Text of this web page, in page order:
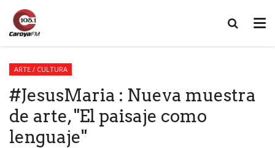
ARTE / CULTURA
#JesusMaria : Nueva muestra
de arte, "El paisaje como
lenguaje"